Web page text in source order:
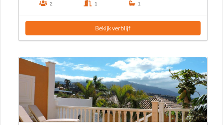
2 1 1
Bekijk verblijf